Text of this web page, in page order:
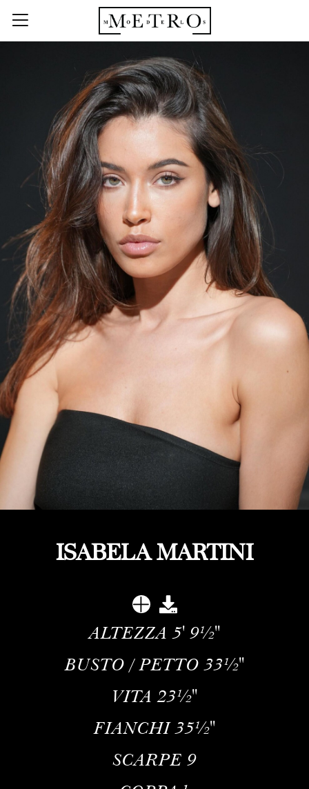
ISABELA MARTINI
ALTEZZA 5' 9½''
BUSTO / PETTO 33½''
VITA 23½''
FIANCHI 35½''
SCARPE 9